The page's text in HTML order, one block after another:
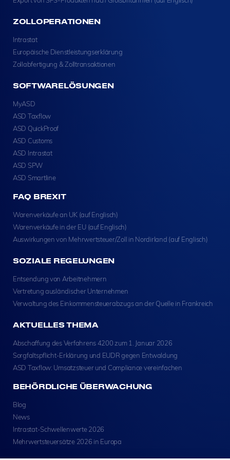
ZOLLOPERATIONEN
Intrastat
Europäische Dienstleistungserklärung
Zollabfertigung & Zolltransaktionen
SOFTWARELÖSUNGEN
MyASD
ASD Taxflow
ASD QuickProof
ASD Customs
ASD Intrastat
ASD SPW
ASD Smartline
FAQ BREXIT
Warenverkäufe an UK (auf Englisch)
Warenverkäufe in der EU (auf Englisch)
Auswirkungen von Mehrwertsteuer/Zoll in Nordirland (auf Englisch)
SOZIALE REGELUNGEN
Entsendung von Arbeitnehmern
Vertretung ausländischer Unternehmen
Verwaltung des Einkommensteuerabzugs an der Quelle in Frankreich
AKTUELLES THEMA
Abschaffung des Verfahrens 4200 zum 1. Januar 2026
Sorgfaltspflicht-Erklärung und EUDR gegen Entwaldung
ASD Taxflow: Umsatzsteuer und Compliance vereinfachen
BEHÖRDLICHE ÜBERWACHUNG
Blog
News
Intrastat-Schwellenwerte 2026
Mehrwertsteuersätze 2026 in Europa